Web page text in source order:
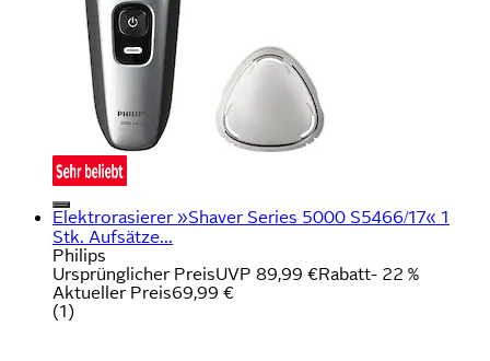
Elektrorasierer »Shaver Series 5000 S5466/17« 1
Stk. Aufsätze...
Philips
Ursprünglicher PreisUVP 89,99 €Rabatt- 22 %
Aktueller Preis69,99 €
(1)